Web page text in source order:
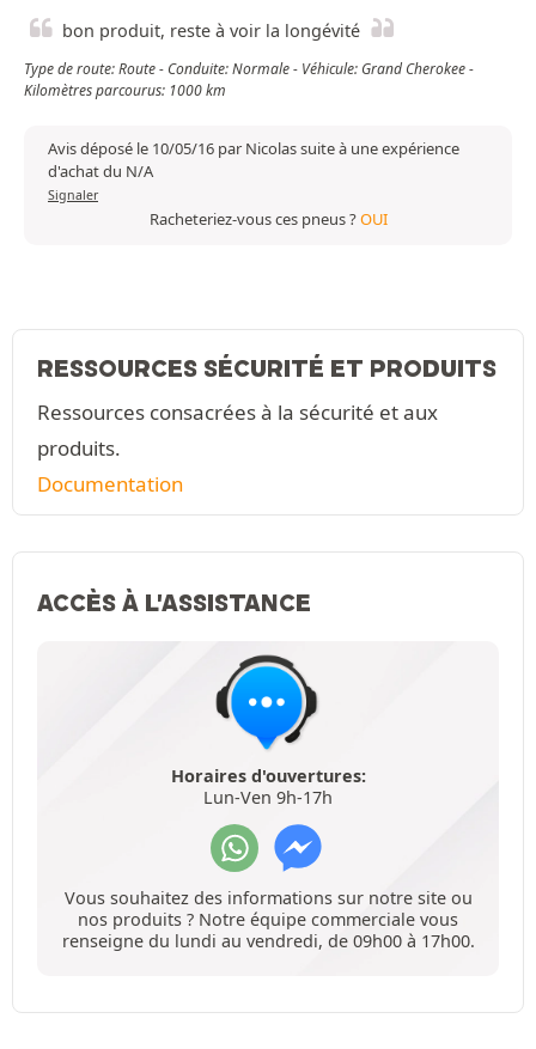
bon produit, reste à voir la longévité
Type de route: Route - Conduite: Normale - Véhicule: Grand Cherokee -
Kilomètres parcourus: 1000 km
Avis déposé le 10/05/16 par Nicolas suite à une expérience
d'achat du N/A
Signaler
Racheteriez-vous ces pneus ?OUI
RESSOURCES SÉCURITÉ ET PRODUITS
Ressources consacrées à la sécurité et aux
produits.
Documentation
ACCÈS À L'ASSISTANCE
Horaires d'ouvertures:
Lun-Ven 9h-17h
Vous souhaitez des informations sur notre site ou
nos produits ? Notre équipe commerciale vous
renseigne du lundi au vendredi, de 09h00 à 17h00.